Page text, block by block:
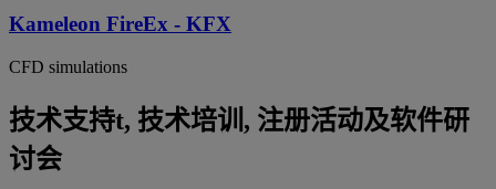
Kameleon FireEx - KFX
CFD simulations
技术支持t, 技术培训, 注册活动及软件研
讨会